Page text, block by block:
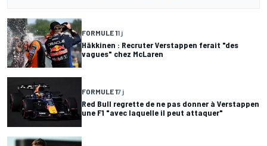
FORMULE 11 j
Häkkinen : Recruter Verstappen ferait "des
vagues" chez McLaren
FORMULE 17 j
Red Bull regrette de ne pas donner à Verstappen
une F1 "avec laquelle il peut attaquer"